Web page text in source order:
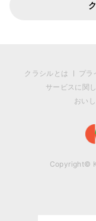
クラシルとは プラ
サービスに関
おい
Copyright©